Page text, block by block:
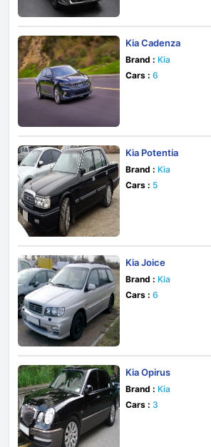
Kia Cadenza
Brand : Kia
Cars : 6
Kia Potentia
Brand : Kia
Cars : 5
Kia Joice
Brand : Kia
Cars : 6
Kia Opirus
Brand : Kia
Cars : 3